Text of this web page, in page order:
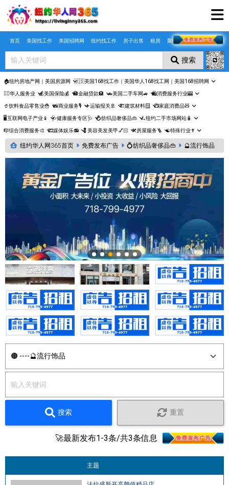
Skip to main content
首页 美国找工作 美国招聘网 纽约找工作 房子出售 租房 聚合页
搜索
🏠纽约房地产网｜美国房源网 🇺🇸美国168找工作｜美国华人168找工网｜美国168招聘网
🤵‍♀️华人服务业 💰美国保险💰 🏦金融贷款🏦 🚗美国二手车网🚙 🛍️消费服务行业🎰
🥤饮料食品零售业🍟 📸商业服务🎙️ ✈️运输报关🚢 🏗️建筑材料🪟 📺家庭消费品🧸
🖥️互联网电子产业📱 🩺健康服务专区🩺 💍纺织品奢侈品👜 🛴纽约二手市场网站🧴
🎼综合消费服务🎨 🎞️媒体娱乐📻 💈美容美发美甲💅🏻 ⚒️房屋服务🪜 ☯️特殊行业✝️
纽约华人网365首页 免费发布广告 💍纺织品奢侈品👜 🔮流行饰品
搜索 重置
🚀最新发布1-3条/共3条信息
主题